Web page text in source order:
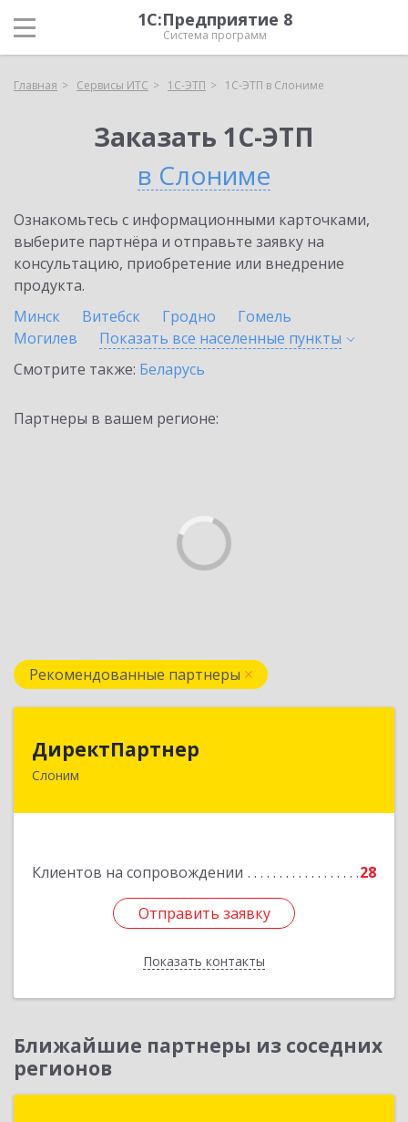
1С:Предприятие 8
Система программ
Главная Сервисы ИТС 1С-ЭТП 1С-ЭТП в Слониме
Заказать 1С-ЭТП
в Слониме
Ознакомьтесь с информационными карточками,
выберите партнёра и отправьте заявку на
консультацию, приобретение или внедрение
продукта.
Минск
Витебск Гродно
Гомель
Могилев
Показать все населенные пункты
Смотрите также: Беларусь
Партнеры в вашем регионе:
Рекомендованные партнеры
ДиректПартнер
Слоним
Клиентов на сопровождении 28
Отправить заявку
Показать контакты
231800, РБ, Гродненская область, г. Слоним, ул.
Отправить заявку
Назад
Ближайшие партнеры из соседних
регионов